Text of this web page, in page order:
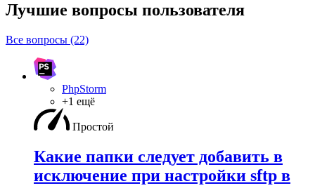
Лучшие вопросы пользователя
Все вопросы (22)
PhpStorm
+1 ещё
Простой
Какие папки следует добавить в
исключение при настройки sftp в